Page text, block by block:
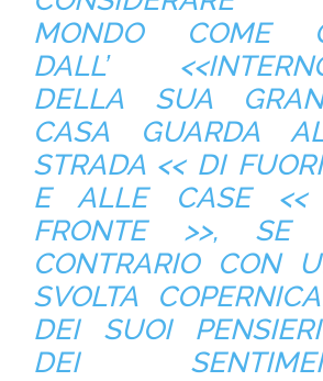
MONDO COME
DALL’
DELLA SUA
CASA GUARDA
STRADA << DI
E ALLE CASE
FRONTE >>, SE
CONTRARIO CON
SVOLTA
DEI SUOI
DEI